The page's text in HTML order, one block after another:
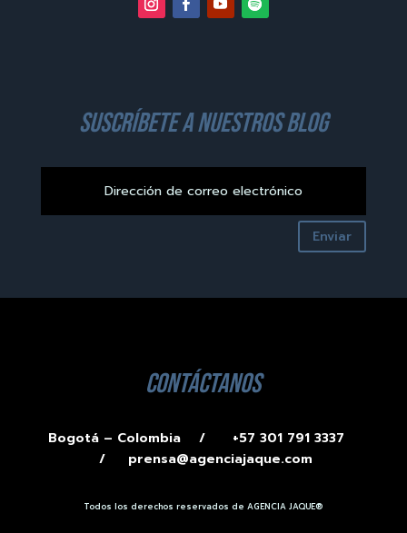
suscríbete a nuestros blog
Enviar
contáctanos
Bogotá – Colombia /
+57 301 791 3337
/ prensa@agenciajaque.com
Todos los derechos reservados de AGENCIA JAQUE®